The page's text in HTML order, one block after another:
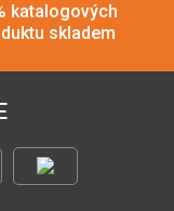
katalogových
skladem